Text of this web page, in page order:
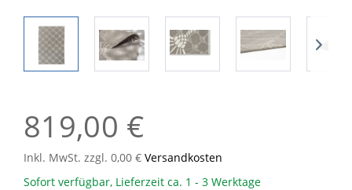
819,00 €
Inkl. MwSt. zzgl. 0,00 € Versandkosten
Sofort verfügbar, Lieferzeit ca. 1 - 3 Werktage